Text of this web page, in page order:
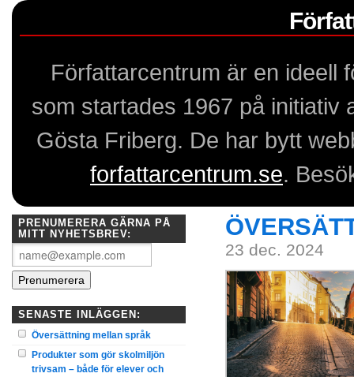
Författarcentrum är en ideell
som startades 1967 på initiativ
Gösta Friberg. De har bytt
forfattarcentrum.se.
PRENUMERERA GÄRNA PÅ
MITT NYHETSBREV:
SENASTE INLÄGGEN:
Översättning mellan språk
Produkter som gör skolmiljön
trivsam – både för elever och
23 dec. 2024